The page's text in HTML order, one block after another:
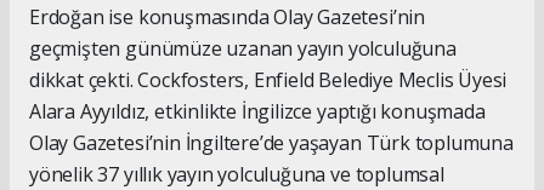
Erdoğan ise konuşmasında Olay Gazetesi’nin
geçmişten günümüze uzanan yayın yolculuğuna
dikkat çekti. Cockfosters, Enfield Belediye Meclis Üyesi
Alara Ayyıldız, etkinlikte İngilizce yaptığı konuşmada
Olay Gazetesi’nin İngiltere’de yaşayan Türk toplumuna
yönelik 37 yıllık yayın yolculuğuna ve toplumsal